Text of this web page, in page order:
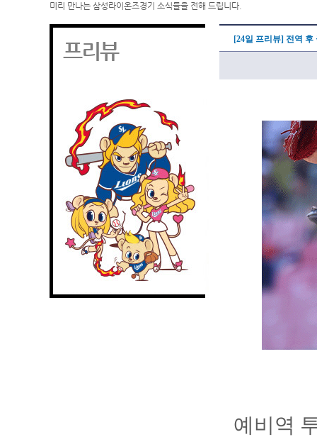
미리 만나는 삼성라이온즈경기 소식들을 전해 드립니다.
프리뷰 [24일 프리뷰] 전역
예비역